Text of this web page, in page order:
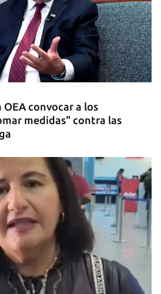
OEA convocar a los
medidas" contra las